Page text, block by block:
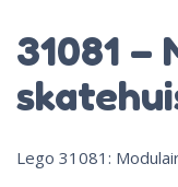
31081 –
Lego 31081: